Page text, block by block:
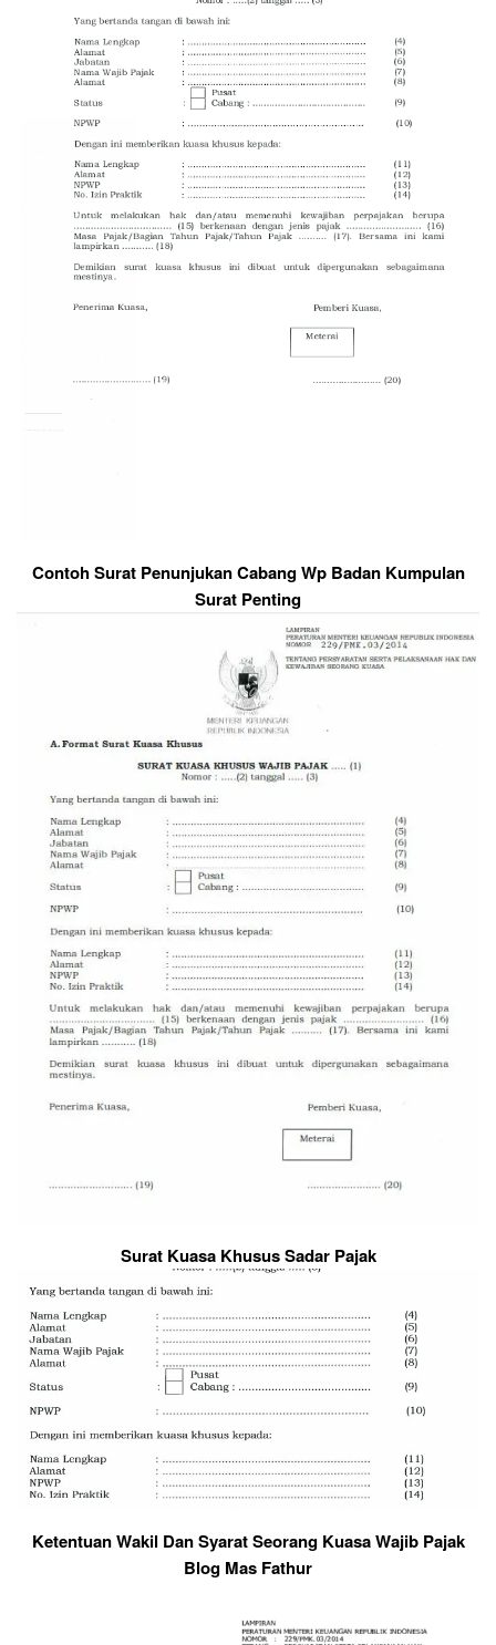
Contoh Surat Penunjukan Cabang Wp Badan Kumpulan
Surat Penting
Surat Kuasa Khusus Sadar Pajak
Ketentuan Wakil Dan Syarat Seorang Kuasa Wajib Pajak
Blog Mas Fathur